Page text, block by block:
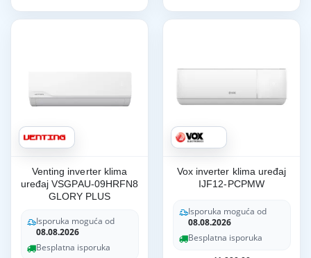
Venting inverter klima
uređaj VSGPAU-09HRFN8
GLORY PLUS
Isporuka moguća od
08.08.2026
Besplatna isporuka
Vox inverter klima uređaj
IJF12-PCPMW
Isporuka moguća od
08.08.2026
Besplatna isporuka